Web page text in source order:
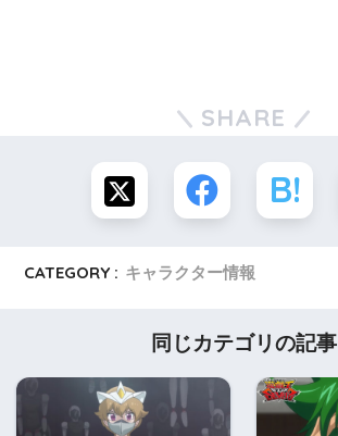
SHARE
CATEGORY : キャラクター情報
同じカテゴリの記事